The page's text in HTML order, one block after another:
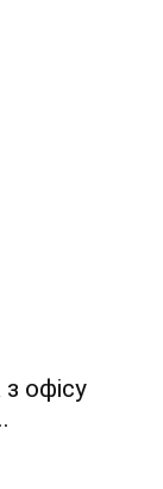
офісу